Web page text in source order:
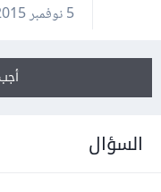
5 نوفمبر 2015
السؤال